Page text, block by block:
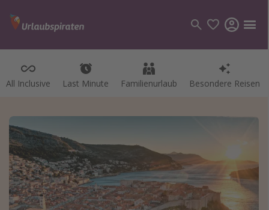
All Inclusive Last Minute Familienurlaub Besondere Reisen
Kategorien
Hotel
Pauschalreisen
Kreuzfahrten
Reiseziele